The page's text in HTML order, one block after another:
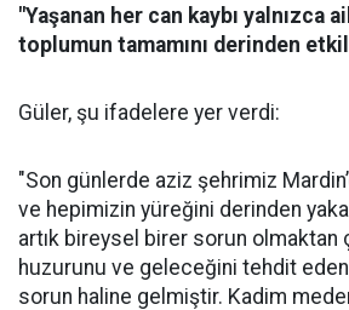
"Yaşanan her can kaybı yalnızca
toplumun tamamını derinden
Güler, şu ifadelere yer verdi:
"Son günlerde aziz şehrimiz
ve hepimizin yüreğini derinden
artık bireysel birer sorun olmaktan
huzurunu ve geleceğini tehdit
sorun haline gelmiştir. Kadim